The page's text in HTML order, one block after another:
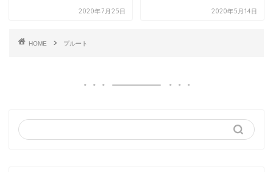
2020年7月25日 2020年5月14日
HOME プルート